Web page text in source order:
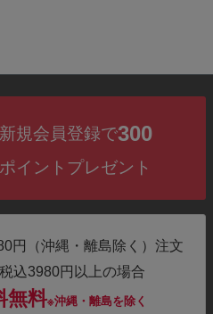
新規会員登録で300
ポイントプレゼント
円（沖縄・離島除く）注文
込3980円以上の場合
無料※沖縄・離島を除く